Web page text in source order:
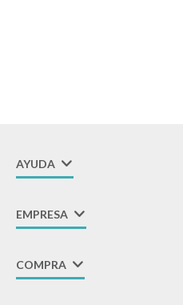
AYUDA
EMPRESA
COMPRA
Juguetes
Textiles
Bolsos y mochilas maternales